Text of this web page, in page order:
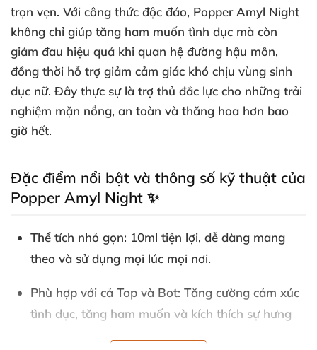
trọn vẹn. Với công thức độc đáo, Popper Amyl Night
không chỉ giúp tăng ham muốn tình dục mà còn
giảm đau hiệu quả khi quan hệ đường hậu môn,
đồng thời hỗ trợ giảm cảm giác khó chịu vùng sinh
dục nữ. Đây thực sự là trợ thủ đắc lực cho những trải
nghiệm mặn nồng, an toàn và thăng hoa hơn bao
giờ hết.
Đặc điểm nổi bật và thông số kỹ thuật của
Popper Amyl Night ✨
Thể tích nhỏ gọn: 10ml tiện lợi, dễ dàng mang
theo và sử dụng mọi lúc mọi nơi.
Phù hợp với cả Top và Bot: Tăng cường cảm xúc
tình dục, tăng ham muốn và kích thích sự hưng